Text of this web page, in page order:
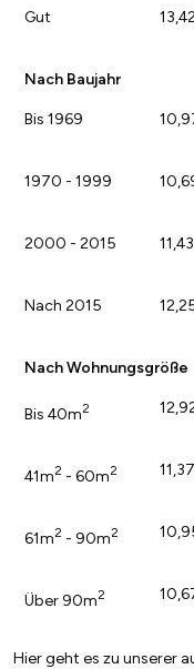
Gut
Nach Baujahr
Bis 1969
1970 - 1999
2000 - 2015
Nach 2015
Nach Wohnungsgröße
Bis 40m2
41m2 - 60m2
61m2 - 90m2
Über 90m2
Hier geht es zu unserer